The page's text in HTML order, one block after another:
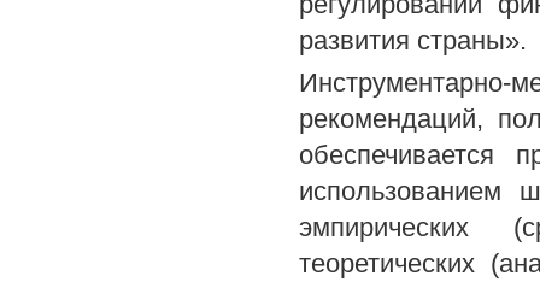
развития страны».
Инструментарно-
рекомендаций,
обеспечивается
использованием
эмпирических
теоретических